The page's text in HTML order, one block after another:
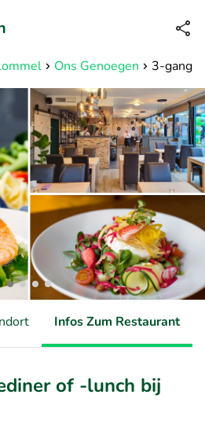
Erreichbar bis 23:00 Uhr (max
0,09€/Min)
Ons Genoegen 3-
Infos Zum Restaurant
of -lunch bij